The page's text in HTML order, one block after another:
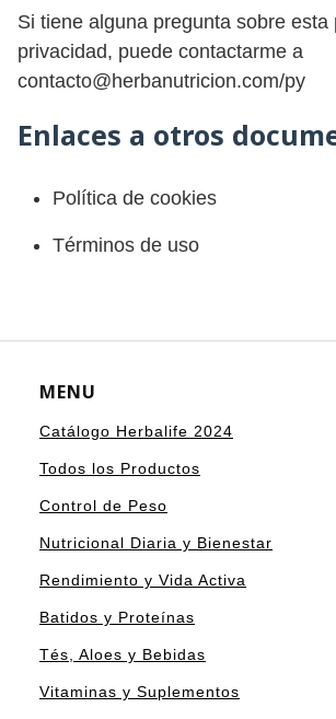
Si tiene alguna pregunta sobre esta
privacidad, puede contactarme a
contacto@herbanutricion.com/py
Enlaces a otros
Política de cookies
Términos de uso
MENU
Catálogo Herbalife 2024
Todos los Productos
Control de Peso
Nutricional Diaria y Bienestar
Rendimiento y Vida Activa
Batidos y Proteínas
Tés, Aloes y Bebidas
Vitaminas y Suplementos